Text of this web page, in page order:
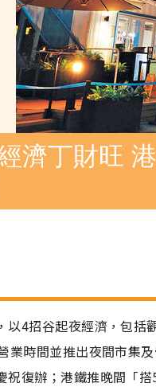
濟丁財旺
以4招谷起夜經濟，包
業時間並推出夜間市集
祝復辦；港鐵推晚間「